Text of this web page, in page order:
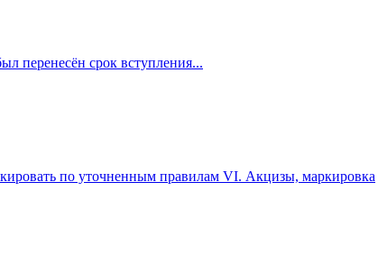
перенесён срок вступления...
по уточненным правилам VI. Акцизы, маркировка